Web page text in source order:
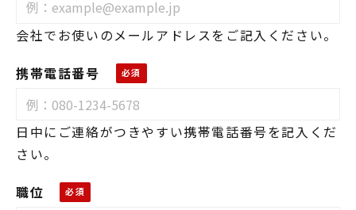
会社でお使いのメールアドレスをご記入ください。
携帯電話番号
日中にご連絡がつきやすい携帯電話番号を記入くだ
さい。
職位